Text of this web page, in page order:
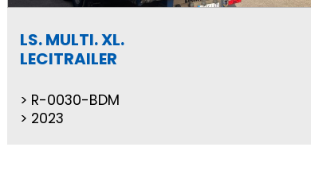
LS. MULTI. XL.
LECITRAILER
R-0030-BDM
2023